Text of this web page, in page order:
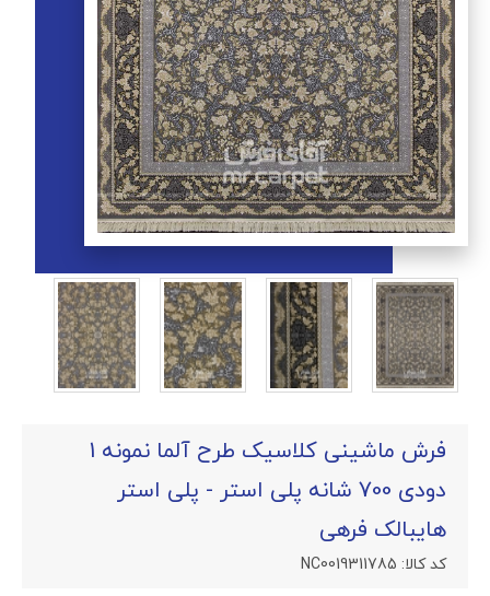
فرش ماشینی کلاسیک طرح آلما نمونه 1
دودی 700 شانه پلی استر - پلی استر
هایبالک فرهی
کد کالا: NC0019311785